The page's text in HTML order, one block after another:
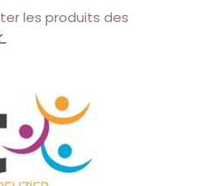
les produits des